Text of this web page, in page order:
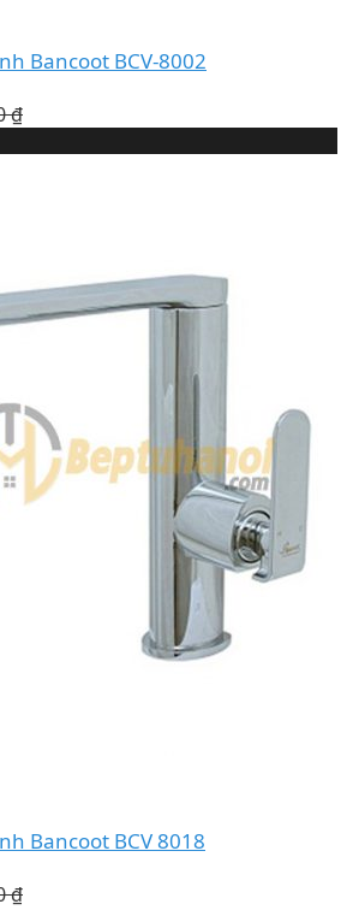
Bancoot BCV-8002
₫
Bancoot BCV 8018
₫